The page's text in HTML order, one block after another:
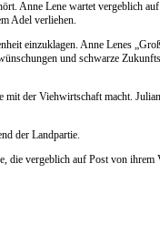
Anne Lene wartet vergeblich
Adel verliehen.
einzuklagen. Anne Lenes
und schwarze
mit der Viehwirtschaft macht.
der Landpartie.
die vergeblich auf Post von ihrem